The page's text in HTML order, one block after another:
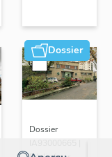
Dossier
Dossier